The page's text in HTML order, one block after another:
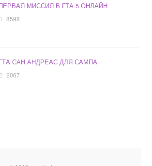
МИССИЯ В ГТА 5 ОНЛАЙН
8598
САН АНДРЕАС ДЛЯ САМПА
2067